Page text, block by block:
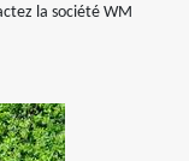
la société WM